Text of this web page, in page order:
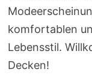
komfortablen
Lebensstil.
Decken!